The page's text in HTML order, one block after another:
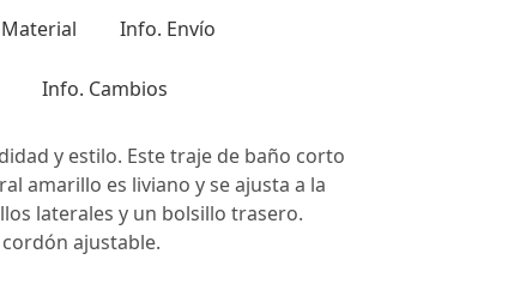
Material Info. Envío
Info. Cambios
y estilo. Este traje de baño corto
amarillo es liviano y se ajusta a la
laterales y un bolsillo trasero.
ajustable.